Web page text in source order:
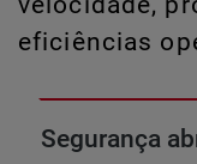
eficiências
Segurança